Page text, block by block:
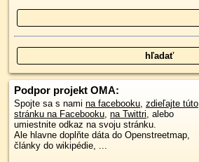
Podpor projekt OMA:
Spojte sa s nami na facebooku, zdieľajte túto
stránku na Facebooku, na Twittri, alebo
umiestnite odkaz na svoju stránku.
Ale hlavne doplňte dáta do Openstreetmap,
články do wikipédie, ...